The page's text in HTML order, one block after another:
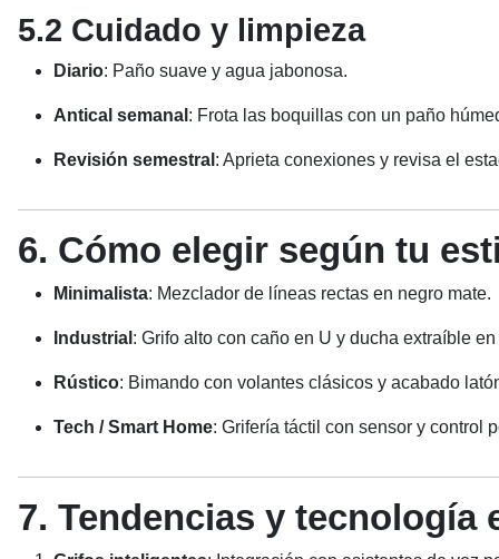
5.2 Cuidado y limpieza
Diario: Paño suave y agua jabonosa.
Antical semanal : Frota las boquillas con un paño
Revisión semestral : Aprieta conexiones y revisa el
6. Cómo elegir según tu
Minimalista: Mezclador de líneas rectas en negro mate.
Industrial : Grifo alto con caño en U y ducha extraíble
Rústico: Bimando con volantes clásicos y acabado
Tech / Smart Home: Grifería táctil con sensor y control
7. Tendencias y tecnología